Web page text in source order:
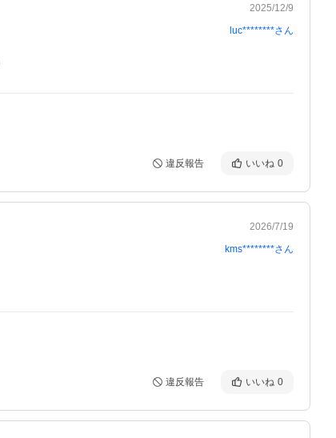
2025/12/9
luc********さん
違反報告 いいね 0
2026/7/19
kms********さん
違反報告 いいね 0